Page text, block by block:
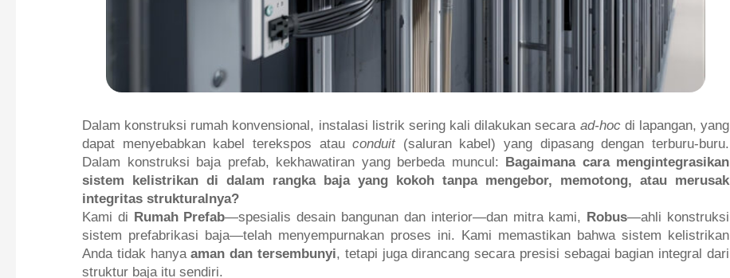
Dalam konstruksi rumah konvensional, instalasi listrik sering kali dilakukan secara ad-hocdi lapangan, yang
dapat menyebabkan kabel terekspos atauconduit(saluran kabel) yang dipasang dengan terburu-buru.
Dalam konstruksi baja prefab, kekhawatiran yang berbeda muncul: Bagaimana cara mengintegrasikan
sistem kelistrikan di dalam rangka baja yang kokoh tanpa mengebor, memotong, atau merusak
integritas strukturalnya?
Kami di Rumah Prefab—spesialis desain bangunan dan interior—dan mitra kami, Robus—ahli konstruksi
sistem prefabrikasi baja—telah menyempurnakan proses ini. Kami memastikan bahwa sistem kelistrikan
Anda tidak hanyaaman dan tersembunyi, tetapi juga dirancang secara presisi sebagai bagian integral dari
struktur baja itu sendiri.